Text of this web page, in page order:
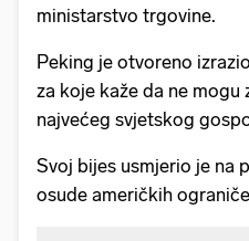
ministarstvo trgovine.
Peking je otvoreno
za koje kaže da ne
najvećeg svjetskog
Svoj bijes usmjerio je na
osude američkih